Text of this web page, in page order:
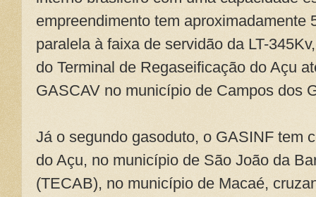
empreendimento tem aproximadamente
paralela à faixa de servidão da LT-
do Terminal de Regaseificação do Açu
GASCAV no município de Campos dos
Já o segundo gasoduto, o GASINF tem
do Açu, no município de São João da
(TECAB), no município de Macaé,